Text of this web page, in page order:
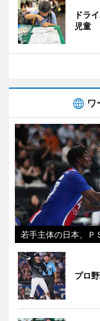
ドラ
児童
ワ
若手主体の日本、Ｐ
プロ